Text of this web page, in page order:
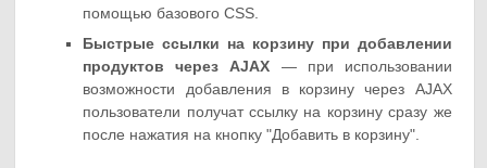
помощью базового CSS.
Быстрые ссылки на корзину при добавлении
продуктов через AJAX — при использовании
возможности добавления в корзину через AJAX
пользователи получат ссылку на корзину сразу же
после нажатия на кнопку "Добавить в корзину".